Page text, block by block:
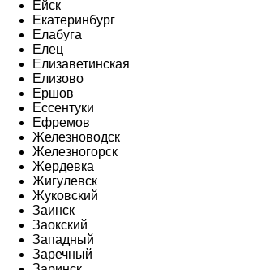
Ейск
Екатеринбург
Елабуга
Елец
Елизаветинская
Елизово
Ершов
Ессентуки
Ефремов
Железноводск
Железногорск
Жердевка
Жигулевск
Жуковский
Заинск
Заокский
Западный
Заречный